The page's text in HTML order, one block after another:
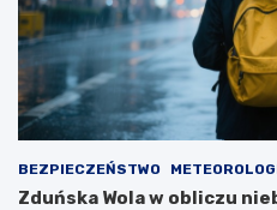
BEZPIECZEŃSTWO
Zduńska Wola w obliczu